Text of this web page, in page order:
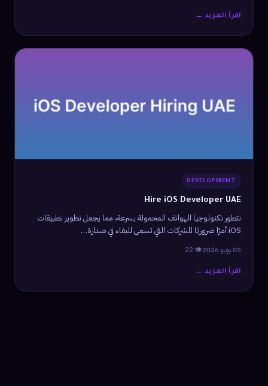
اقرأ المزيد ←
DEVELOPMENT
Hire iOS Developer UAE
تتطور تكنولوجيا الهواتف المحمولة بسرعة، مما يجعل تطوير تطبيقات
iOS أمرًا ضروريًا للشركات التي تسعى للبقاء في صدارة…
05 يونيو 2026 👁 22
اقرأ المزيد ←